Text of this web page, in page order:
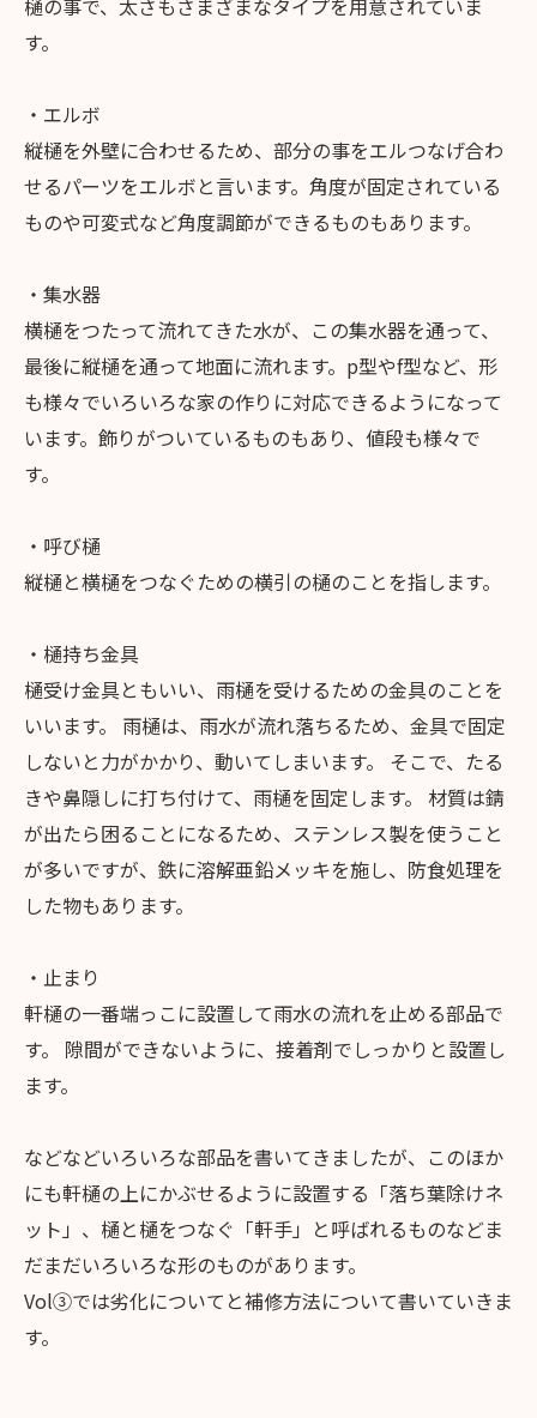
樋の事で、太さもさまざまなタイプを用意されていま
す。
・エルボ
縦樋を外壁に合わせるため、部分の事をエルつなげ合わ
せるパーツをエルボと言います。角度が固定されている
ものや可変式など角度調節ができるものもあります。
・集水器
横樋をつたって流れてきた水が、この集水器を通って、
最後に縦樋を通って地面に流れます。p型やf型など、形
も様々でいろいろな家の作りに対応できるようになって
います。飾りがついているものもあり、値段も様々で
す。
・呼び樋
縦樋と横樋をつなぐための横引の樋のことを指します。
・樋持ち金具
樋受け金具ともいい、雨樋を受けるための金具のことを
いいます。 雨樋は、雨水が流れ落ちるため、金具で固定
しないと力がかかり、動いてしまいます。 そこで、たる
きや鼻隠しに打ち付けて、雨樋を固定します。 材質は錆
が出たら困ることになるため、ステンレス製を使うこと
が多いですが、鉄に溶解亜鉛メッキを施し、防食処理を
した物もあります。
・止まり
軒樋の一番端っこに設置して雨水の流れを止める部品で
す。 隙間ができないように、接着剤でしっかりと設置し
ます。
などなどいろいろな部品を書いてきましたが、このほか
にも軒樋の上にかぶせるように設置する「落ち葉除けネ
ット」、樋と樋をつなぐ「軒手」と呼ばれるものなどま
だまだいろいろな形のものがあります。
Vol③では劣化についてと補修方法について書いていきま
す。